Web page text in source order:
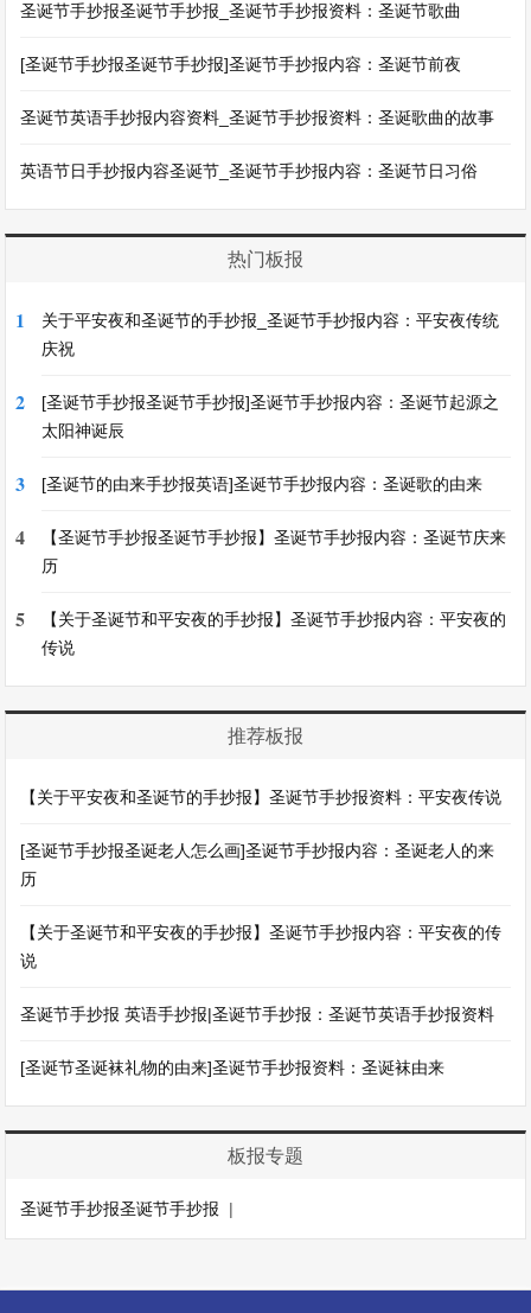
圣诞节手抄报圣诞节手抄报_圣诞节手抄报资料：圣诞节歌曲
[圣诞节手抄报圣诞节手抄报]圣诞节手抄报内容：圣诞节前夜
圣诞节英语手抄报内容资料_圣诞节手抄报资料：圣诞歌曲的故事
英语节日手抄报内容圣诞节_圣诞节手抄报内容：圣诞节日习俗
热门板报
1
关于平安夜和圣诞节的手抄报_圣诞节手抄报内容：平安夜传统
庆祝
2
[圣诞节手抄报圣诞节手抄报]圣诞节手抄报内容：圣诞节起源之
太阳神诞辰
3 [圣诞节的由来手抄报英语]圣诞节手抄报内容：圣诞歌的由来
4
【圣诞节手抄报圣诞节手抄报】圣诞节手抄报内容：圣诞节庆来
历
5
【关于圣诞节和平安夜的手抄报】圣诞节手抄报内容：平安夜的
传说
推荐板报
【关于平安夜和圣诞节的手抄报】圣诞节手抄报资料：平安夜传说
[圣诞节手抄报圣诞老人怎么画]圣诞节手抄报内容：圣诞老人的来
历
【关于圣诞节和平安夜的手抄报】圣诞节手抄报内容：平安夜的传
说
圣诞节手抄报 英语手抄报|圣诞节手抄报：圣诞节英语手抄报资料
[圣诞节圣诞袜礼物的由来]圣诞节手抄报资料：圣诞袜由来
板报专题
圣诞节手抄报圣诞节手抄报 |